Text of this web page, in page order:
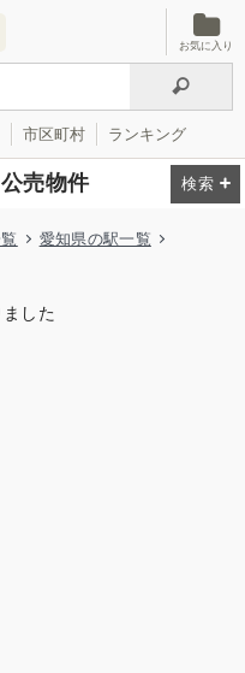
お気に入り
市区町村 ランキング
売物件
愛知県の駅一覧
した